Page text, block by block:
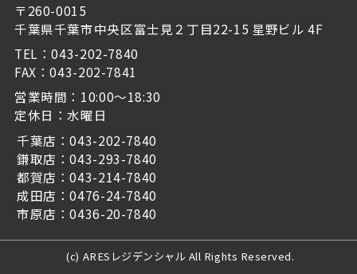
〒260-0015
千葉県千葉市中央区富士見２丁目22-15 星野ビル 4F
TEL：043-202-7840
FAX：043-202-7841
営業時間：10:00～18:30
定休日：水曜日
千葉店：043-202-7840
鎌取店：043-293-7840
都賀店：043-214-7840
成田店：0476-24-7840
市原店：0436-20-7840
(c) ARESレジデンシャル All Rights Reserved.